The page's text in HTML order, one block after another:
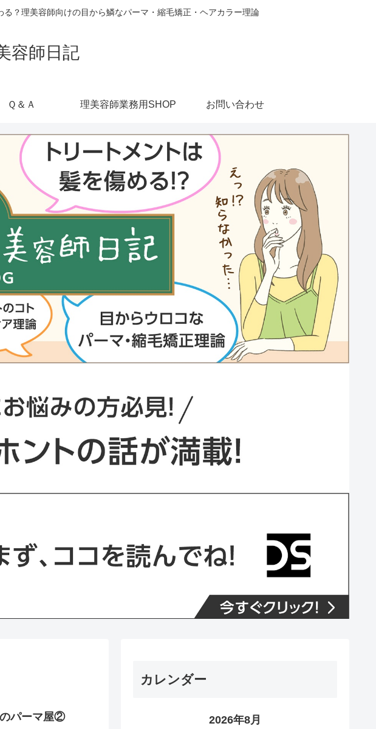
？理美容師向けの目から鱗なパーマ・縮毛矯正・ヘアカラー理論
容師日記
Ｑ＆Ａ 理美容師業務用SHOP お問い合わせ
のパーマ屋②
カレンダー
2026年8月